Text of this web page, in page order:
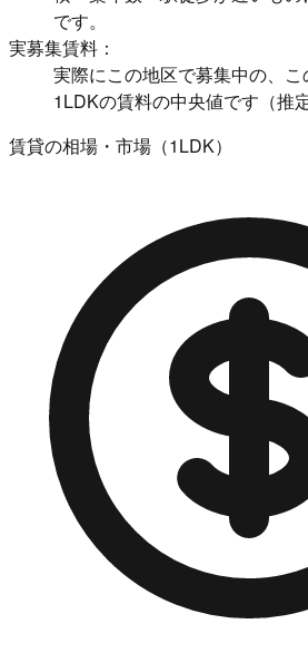
です。
実募集賃料：
実際にこの地区で募集中の、
1LDKの賃料の中央値です（推
賃貸の相場・市場（1LDK）